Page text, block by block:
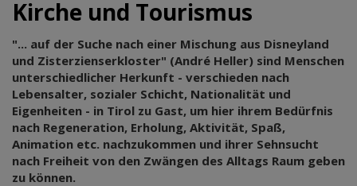
Kirche und Tourismus
"... auf der Suche nach einer Mischung aus Disneyland
und Zisterzienserkloster" (André Heller) sind Menschen
unterschiedlicher Herkunft - verschieden nach
Lebensalter, sozialer Schicht, Nationalität und
Eigenheiten - in Tirol zu Gast, um hier ihrem Bedürfnis
nach Regeneration, Erholung, Aktivität, Spaß,
Animation etc. nachzukommen und ihrer Sehnsucht
nach Freiheit von den Zwängen des Alltags Raum geben
zu können.